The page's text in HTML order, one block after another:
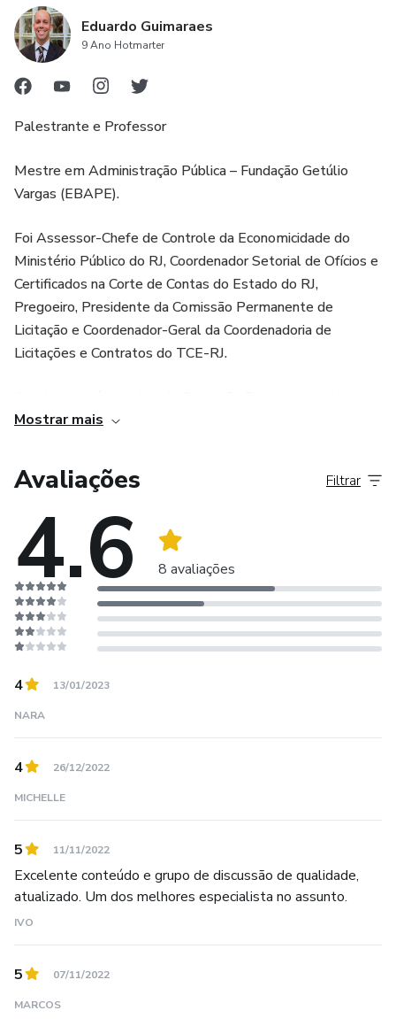
Eduardo Guimaraes
9 Ano Hotmarter
Palestrante e Professor
Mestre em Administração Pública – Fundação Getúlio
Vargas (EBAPE).
Foi Assessor-Chefe de Controle da Economicidade do
Ministério Público do RJ, Coordenador Setorial de Ofícios e
Certificados na Corte de Contas do Estado do RJ,
Pregoeiro, Presidente da Comissão Permanente de
Licitação e Coordenador-Geral da Coordenadoria de
Licitações e Contratos do TCE-RJ.
Estudos e Pesquisas da Escola de Contas e Gestão do
Gestão Pública do IERBB do MPRJ.
Abastecimento (RLA).
Autor do livro Manual de Planejamento das Licitações
Públicas.
Mostrar mais
Avaliações
4.6 8 avaliações
Filtrar
4 13/01/2023
NARA
4 26/12/2022
MICHELLE
5 11/11/2022
Excelente conteúdo e grupo de discussão de qualidade,
atualizado. Um dos melhores especialista no assunto.
IVO
5 07/11/2022
MARCOS